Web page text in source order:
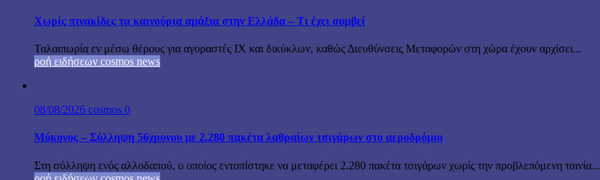
Χωρίς πινακίδες τα καινούρια αμάξια στην Ελλάδα – Τι έχει συμβεί
Ταλαιπωρία εν μέσω θέρους για αγοραστές ΙΧ και δικύκλων, καθώς Διευθύνσεις Μεταφορών στη χώρα έχουν αρχίσει...
ροή ειδήσεων cosmos news
08/08/2026 cosmos 0
Μύκονος – Σύλληψη 56χρονου με 2.280 πακέτα λαθραίων τσιγάρων στο αεροδρόμιο
Στη σύλληψη ενός αλλοδαπού, ο οποίος εντοπίστηκε να μεταφέρει 2.280 πακέτα τσιγάρων χωρίς την προβλεπόμενη ταινία...